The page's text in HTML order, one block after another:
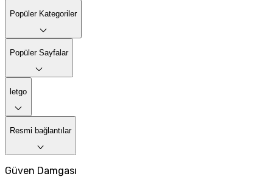
Popüler Kategoriler
Popüler Sayfalar
letgo
Resmi bağlantılar
Güven Damgası